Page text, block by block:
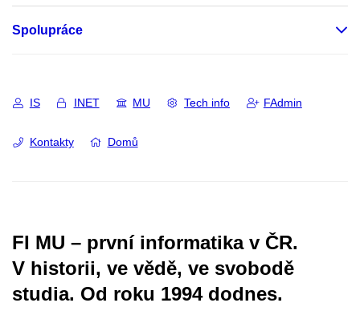
Spolupráce
IS INET MU Tech info FAdmin
Kontakty Domů
FI MU – první informatika v ČR.
V historii, ve vědě, ve svobodě
studia. Od roku 1994 dodnes.